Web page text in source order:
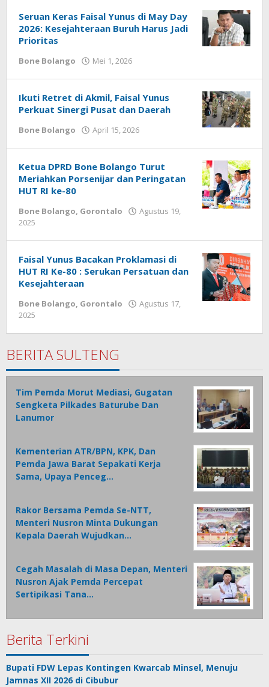
Seruan Keras Faisal Yunus di May Day
2026: Kesejahteraan Buruh Harus Jadi
Prioritas
Bone Bolango Mei 1, 2026
Ikuti Retret di Akmil, Faisal Yunus
Perkuat Sinergi Pusat dan Daerah
Bone Bolango April 15, 2026
Ketua DPRD Bone Bolango Turut
Meriahkan Porsenijar dan Peringatan
HUT RI ke-80
Bone Bolango, Gorontalo
Agustus 19,
2025
Faisal Yunus Bacakan Proklamasi di
HUT RI Ke-80 : Serukan Persatuan dan
Kesejahteraan
Bone Bolango, Gorontalo
Agustus 17,
2025
BERITA SULTENG
Tim Pemda Morut Mediasi, Gugatan
Sengketa Pilkades Baturube Dan
Lanumor
Kementerian ATR/BPN, KPK, Dan
Pemda Jawa Barat Sepakati Kerja
Sama, Upaya Penceg…
Rakor Bersama Pemda Se-NTT,
Menteri Nusron Minta Dukungan
Kepala Daerah Wujudkan…
Cegah Masalah di Masa Depan, Menteri
Nusron Ajak Pemda Percepat
Sertipikasi Tana…
Berita Terkini
Bupati FDW Lepas Kontingen Kwarcab Minsel, Menuju
Jamnas XII 2026 di Cibubur